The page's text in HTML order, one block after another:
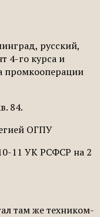
русский,
4-го курса и
промкооперации
84.
ОГПУ
11 УК РСФСР на 2
там же техником-